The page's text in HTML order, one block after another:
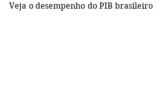
Veja o desempenho do PIB brasileiro